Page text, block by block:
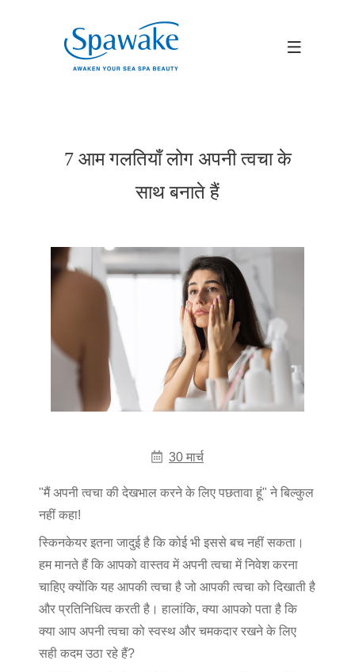
7 आम गलतियाँ लोग अपनी त्वचा के
साथ बनाते हैं
30 मार्च
"मैं अपनी त्वचा की देखभाल करने के लिए पछतावा हूं" ने बिल्कुल
नहीं कहा!
स्किनकेयर इतना जादुई है कि कोई भी इससे बच नहीं सकता।
हम मानते हैं कि आपको वास्तव में अपनी त्वचा में निवेश करना
चाहिए क्योंकि यह आपकी त्वचा है जो आपकी त्वचा को दिखाती है
और प्रतिनिधित्व करती है। हालांकि, क्या आपको पता है कि
क्या आप अपनी त्वचा को स्वस्थ और चमकदार रखने के लिए
सही कदम उठा रहे हैं?